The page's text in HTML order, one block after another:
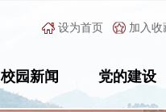
设为首页 加入收
校园新闻 党的建设